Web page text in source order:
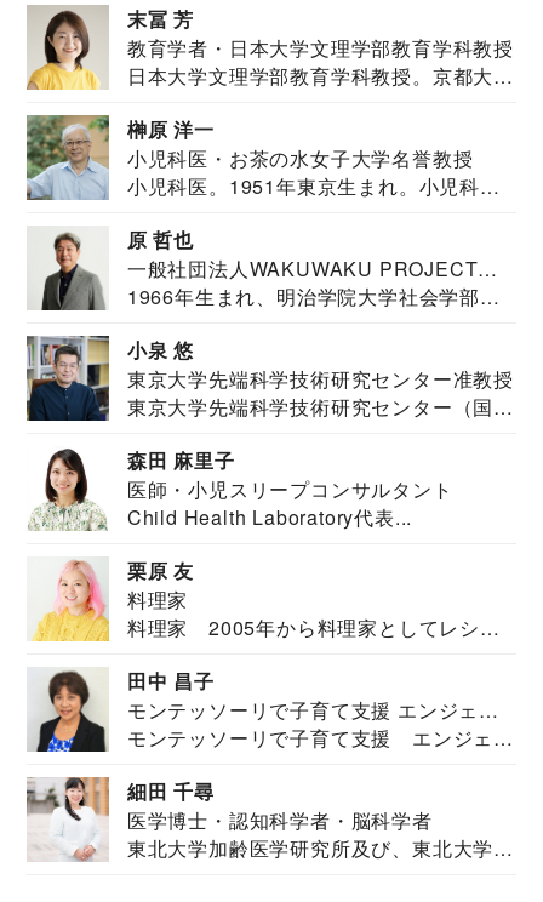
末冨 芳
教育学者・日本大学文理学部教育学科教授
日本大学文理学部教育学科教授。京都大学
榊原 洋一
小児科医・お茶の水女子大学名誉教授
小児科医。1951年東京生まれ。小児科
原 哲也
一般社団法人WAKUWAKU PROJECT
JAPAN代表・言語聴覚士・社会福祉士
1966年生まれ、明治学院大学社会学部福
小泉 悠
東京大学先端科学技術研究センター准教授
東京大学先端科学技術研究センター（国際
森田 麻里子
医師・小児スリープコンサルタント
Child Health Laboratory代表...
栗原 友
料理家
料理家 2005年から料理家としてレシピ
田中 昌子
モンテッソーリで子育て支援 エンジェル
ズハウス研究所所長
モンテッソーリで子育て支援 エンジェル
細田 千尋
医学博士・認知科学者・脳科学者
東北大学加齢医学研究所及び、東北大学大